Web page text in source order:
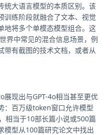
统大语言模型的本质区别。该
训练阶段就融合了文本、视觉
地将多个单模态模型组合。这
界中常见的混合信息场景，例
带有截图的技术文档，或者从
现出与GPT-4o相当甚至更优
：百万级token窗口允许模型
相当于10部长篇小说或500篇
模型从100篇研究论文中找出